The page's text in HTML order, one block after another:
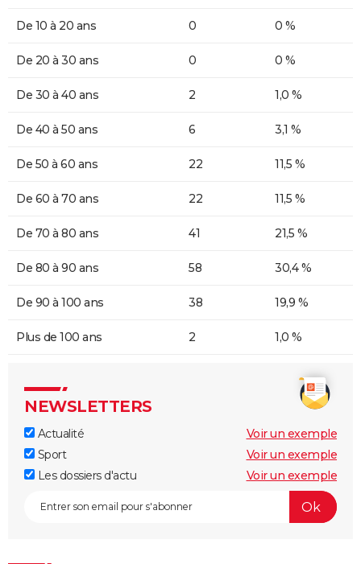
De 10 à 20 ans 0 0 %
De 20 à 30 ans 0 0 %
De 30 à 40 ans 2 1,0 %
De 40 à 50 ans 6 3,1 %
De 50 à 60 ans 22 11,5 %
De 60 à 70 ans 22 11,5 %
De 70 à 80 ans 41 21,5 %
De 80 à 90 ans 58 30,4 %
De 90 à 100 ans 38 19,9 %
Plus de 100 ans 2 1,0 %
NEWSLETTERS
Actualité
Voir un exemple
Sport
Voir un exemple
Les dossiers d'actu
Voir un exemple